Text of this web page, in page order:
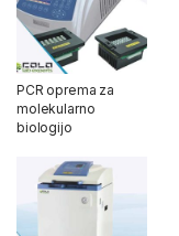
PCR oprema za
molekularno
biologijo